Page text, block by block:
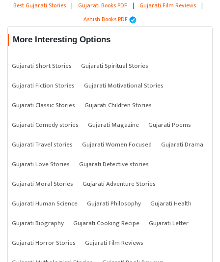
Best Gujarati Stories | Gujarati Books PDF | Gujarati Film Reviews |
Ashish Books PDF
More Interesting Options
Gujarati Short Stories
Gujarati Spiritual Stories
Gujarati Fiction Stories
Gujarati Motivational Stories
Gujarati Classic Stories
Gujarati Children Stories
Gujarati Comedy stories
Gujarati Magazine
Gujarati Poems
Gujarati Travel stories
Gujarati Women Focused
Gujarati Drama
Gujarati Love Stories
Gujarati Detective stories
Gujarati Moral Stories
Gujarati Adventure Stories
Gujarati Human Science
Gujarati Philosophy
Gujarati Health
Gujarati Biography
Gujarati Cooking Recipe
Gujarati Letter
Gujarati Horror Stories
Gujarati Film Reviews